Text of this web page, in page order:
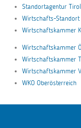
Standortagentur Tirol
Wirtschafts-Standort
Wirtschaftskammer
Wirtschaftskammer
Wirtschaftskammer
Wirtschaftskammer
WKO Oberösterreich